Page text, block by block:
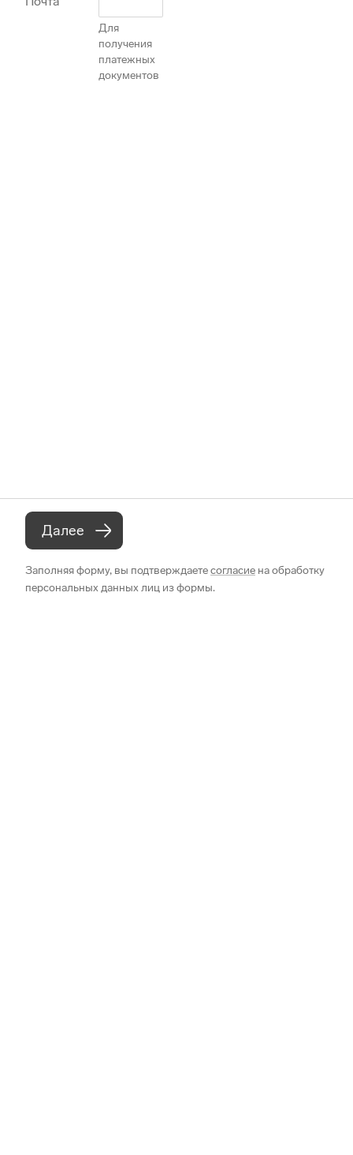
Для
получения
платежных
документов
Далее
Заполняя форму, вы подтверждаетесогласие на обработку
персональных данных лиц из формы.